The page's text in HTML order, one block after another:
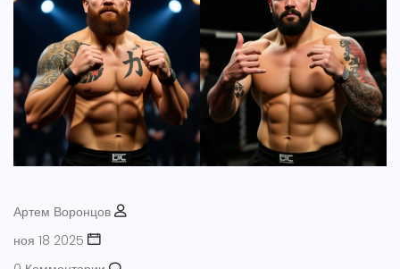
Артем Воронцов
ноя 18 2025